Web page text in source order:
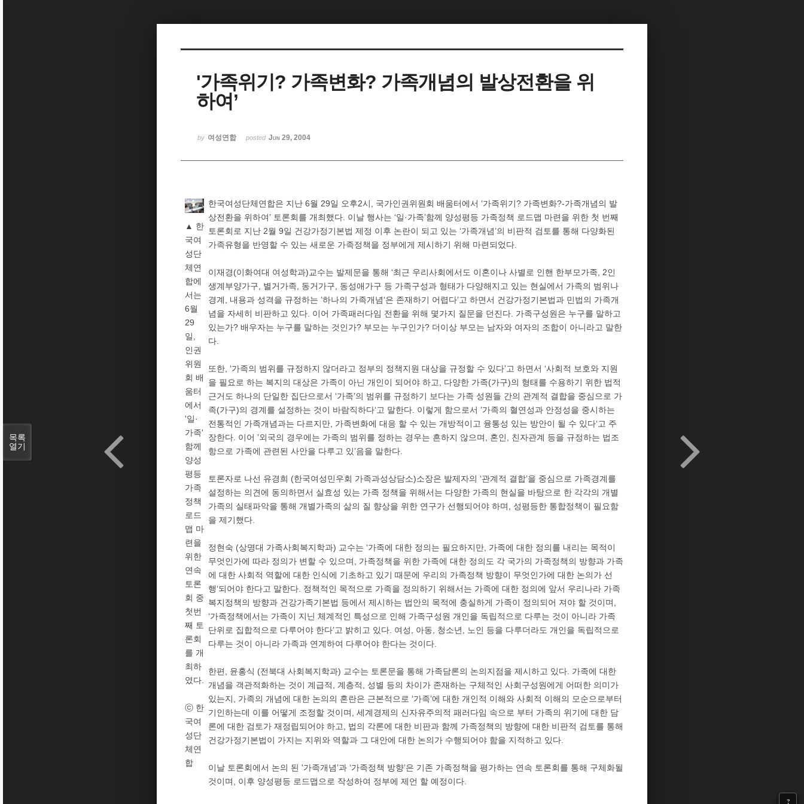
'가족위기? 가족변화? 가족개념의 발상전환을 위
하여’
by 여성연합 posted Jun 29, 2004
?
▲ 한
국여
성단
체연
합에
서는
6월
29
일,
인권
위원
회 배
움터
에서
'일·
가족'
함께
양성
평등
가족
정책
로드
맵 마
련을
위한
연속
토론
회 중
첫번
째 토
론회
를 개
최하
였다.
ⓒ 한
국여
성단
체연
합
한국여성단체연합은 지난 6월 29일 오후2시, 국가인권위원회 배움터에서 ‘가족위기? 가족변화?-가족개념의 발
상전환을 위하여’ 토론회를 개최했다. 이날 행사는 ‘일·가족’함께 양성평등 가족정책 로드맵 마련을 위한 첫 번째
토론회로 지난 2월 9일 건강가정기본법 제정 이후 논란이 되고 있는 ‘가족개념’의 비판적 검토를 통해 다양화된
가족유형을 반영할 수 있는 새로운 가족정책을 정부에게 제시하기 위해 마련되었다.
이재경(이화여대 여성학과)교수는 발제문을 통해 ‘최근 우리사회에서도 이혼이나 사별로 인핸 한부모가족, 2인
생계부양가구, 별거가족, 동거가구, 동성애가구 등 가족구성과 형태가 다양해지고 있는 현실에서 가족의 범위나
경계, 내용과 성격을 규정하는 ’하나의 가족개념‘은 존재하기 어렵다’고 하면서 건강가정기본법과 민법의 가족개
념을 자세히 비판하고 있다. 이어 가족패러다임 전환을 위해 몇가지 질문을 던진다. 가족구성원은 누구를 말하고
있는가? 배우자는 누구를 말하는 것인가? 부모는 누구인가? 더이상 부모는 남자와 여자의 조합이 아니라고 말한
다.
또한, ‘가족의 범위를 규정하지 않더라고 정부의 정책지원 대상을 규정할 수 있다’고 하면서 ‘사회적 보호와 지원
을 필요로 하는 복지의 대상은 가족이 아닌 개인이 되어야 하고, 다양한 가족(가구)의 형태를 수용하기 위한 법적
근거도 하나의 단일한 집단으로서 ‘가족’의 범위를 규정하기 보다는 가족 성원들 간의 관계적 결합을 중심으로 가
족(가구)의 경계를 설정하는 것이 바람직하다‘고 말한다. 이렇게 함으로서 ’가족의 혈연성과 안정성을 중시하는
전통적인 가족개념과는 다르지만, 가족변화에 대응 할 수 있는 개방적이고 융통성 있는 방안이 될 수 있다‘고 주
장한다. 이어 ’외국의 경우에는 가족의 범위를 정하는 경우는 흔하지 않으며, 혼인, 친자관계 등을 규정하는 법조
항으로 가족에 관련된 사안을 다루고 있’음을 말한다.
토론자로 나선 유경희 (한국여성민우회 가족과성상담소)소장은 발제자의 ‘관계적 결합’을 중심으로 가족경계를
설정하는 의견에 동의하면서 실효성 있는 가족 정책을 위해서는 다양한 가족의 현실을 바탕으로 한 각각의 개별
가족의 실태파악을 통해 개별가족의 삶의 질 향상을 위한 연구가 선행되어야 하며, 성평등한 통합정책이 필요함
을 제기했다.
정현숙 (상명대 가족사회복지학과) 교수는 ‘가족에 대한 정의는 필요하지만, 가족에 대한 정의를 내리는 목적이
무엇인가에 따라 정의가 변할 수 있으며, 가족정책을 위한 가족에 대한 정의도 각 국가의 가족정책의 방향과 가족
에 대한 사회적 역할에 대한 인식에 기초하고 있기 때문에 우리의 가족정책 방향이 무엇인가에 대한 논의가 선
행‘되어야 한다고 말한다. 정책적인 목적으로 가족을 정의하기 위해서는 가족에 대한 정의에 앞서 우리나라 가족
복지정책의 방향과 건강가족기본법 등에서 제시하는 법안의 목적에 충실하게 가족이 정의되어 져야 할 것이며,
‘가족정책에서는 가족이 지닌 체계적인 특성으로 인해 가족구성원 개인을 독립적으로 다루는 것이 아니라 가족
단위로 집합적으로 다루어야 한다’고 밝히고 있다. 여성, 아동, 청소년, 노인 등을 다루더라도 개인을 독립적으로
다루는 것이 아니라 가족과 연계하여 다루어야 한다는 것이다.
한편, 윤홍식 (전북대 사회복지학과) 교수는 토론문을 통해 가족담론의 논의지점을 제시하고 있다. 가족에 대한
개념을 객관적화하는 것이 계급적, 계층적, 성별 등의 차이가 존재하는 구체적인 사회구성원에게 어떠한 의미가
있는지, 가족의 개념에 대한 논의의 혼란은 근본적으로 ‘가족’에 대한 개인적 이해와 사회적 이해의 모순으로부터
기인하는데 이를 어떻게 조정할 것이며, 세계경제의 신자유주의적 패러다임 속으로 부터 가족의 위기에 대한 담
론에 대한 검토가 재정립되어야 하고, 법의 각론에 대한 비판과 함께 가족정책의 방향에 대한 비판적 검토를 통해
건강가정기본법이 가지는 지위와 역할과 그 대안에 대한 논의가 수행되어야 함을 지적하고 있다.
이날 토론회에서 논의 된 '가족개념’과 ‘가족정책 방향’은 기존 가족정책을 평가하는 연속 토론회를 통해 구체화될
것이며, 이후 양성평등 로드맵으로 작성하여 정부에 제언 할 예정이다.
목록
열기
Sketchbook5, 스케치북5
Sketchbook5, 스케치북5